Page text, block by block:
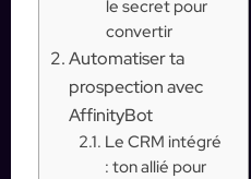
le secret pour
convertir
Automatiser ta
prospection avec
AffinityBot
Le CRM intégré
: ton allié pour